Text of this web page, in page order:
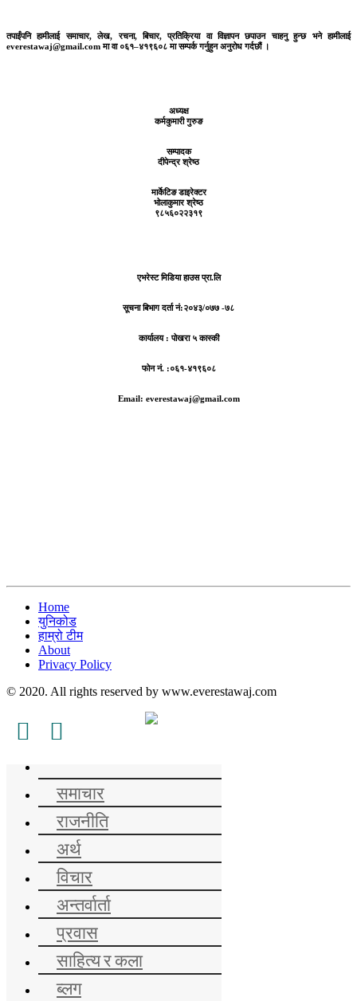
तपाईंपनि हामीलाई समाचार, लेख, रचना, बिचार, प्रतिक्रिया वा विज्ञापन छपाउन चाहनु हुन्छ भने हामीलाई
everestawaj@gmail.com मा वा ०६१–४१९६०८ मा सम्पर्क गर्नुहुन अनुरोध गर्दछौं ।
अध्यक्ष
कर्मकुमारी गुरुङ
सम्पादक
दीपेन्द्र श्रेष्ठ
मार्केटिङ डाइरेक्टर
भोलाकुमार श्रेष्ठ
९८५६०२२३१९
एभरेस्ट मिडिया हाउस प्रा.लि
सूचना बिभाग दर्ता नं:२०४३/०७७ -७८
कार्यालय :पोखरा ५ कास्की
फोन नं. :०६१-४१९६०८
Email: everestawaj@gmail.com
Home
युनिकोड
हाम्रो टीम
About
Privacy Policy
© 2020. All rights reserved by www.everestawaj.com
समाचार
राजनीति
अर्थ
विचार
अन्तर्वार्ता
प्रवास
साहित्य र कला
ब्लग